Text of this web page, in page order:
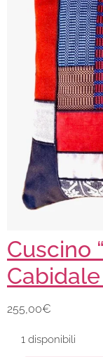
Cuscino
255,00€
1 disponibili